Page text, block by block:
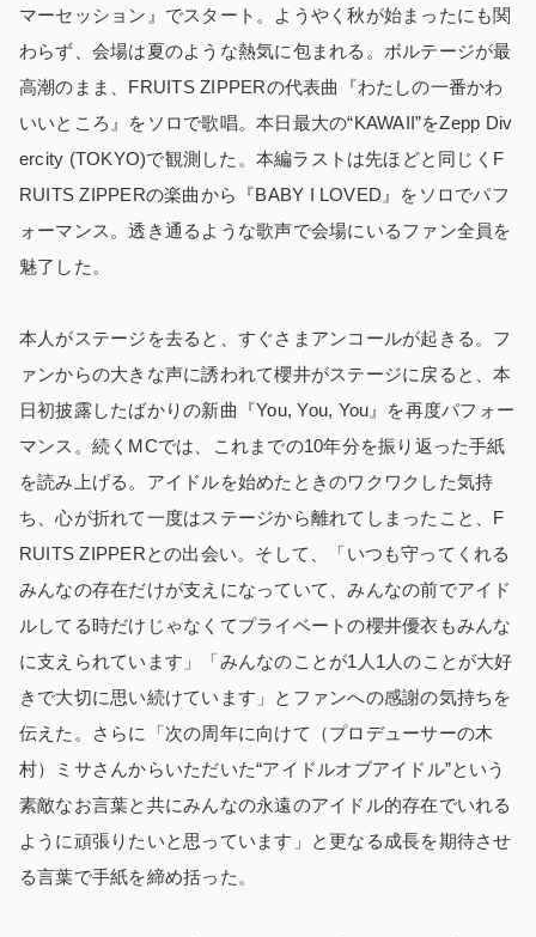
マーセッション』でスタート。ようやく秋が始まったにも関
わらず、会場は夏のような熱気に包まれる。ボルテージが最
高潮のまま、FRUITS ZIPPERの代表曲『わたしの一番かわ
いいところ』をソロで歌唱。本日最大の“KAWAII”をZepp Div
ercity (TOKYO)で観測した。本編ラストは先ほどと同じくF
RUITS ZIPPERの楽曲から『BABY I LOVED』をソロでパフ
ォーマンス。透き通るような歌声で会場にいるファン全員を
魅了した。
本人がステージを去ると、すぐさまアンコールが起きる。フ
ァンからの大きな声に誘われて櫻井がステージに戻ると、本
日初披露したばかりの新曲『You, You, You』を再度パフォー
マンス。続くMCでは、これまでの10年分を振り返った手紙
を読み上げる。アイドルを始めたときのワクワクした気持
ち、心が折れて一度はステージから離れてしまったこと、F
RUITS ZIPPERとの出会い。そして、「いつも守ってくれる
みんなの存在だけが支えになっていて、みんなの前でアイド
ルしてる時だけじゃなくてプライベートの櫻井優衣もみんな
に支えられています」「みんなのことが1人1人のことが大好
きで大切に思い続けています」とファンへの感謝の気持ちを
伝えた。さらに「次の周年に向けて（プロデューサーの木
村）ミサさんからいただいた“アイドルオブアイドル”という
素敵なお言葉と共にみんなの永遠のアイドル的存在でいれる
ように頑張りたいと思っています」と更なる成長を期待させ
る言葉で手紙を締め括った。